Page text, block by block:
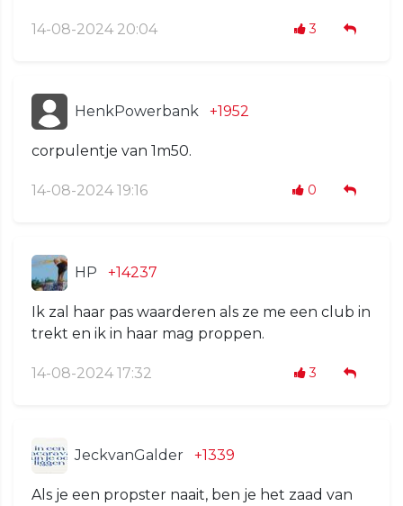
14-08-2024 20:04 3
HenkPowerbank +1952
corpulentje van 1m50.
14-08-2024 19:16 0
HP +14237
Ik zal haar pas waarderen als ze me een club in
trekt en ik in haar mag proppen.
14-08-2024 17:32 3
JeckvanGalder +1339
Als je een propster naait, ben je het zaad van